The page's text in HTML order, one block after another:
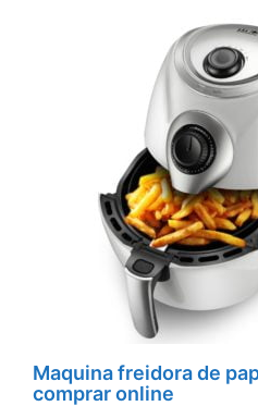
Maquina freidora de
comprar online